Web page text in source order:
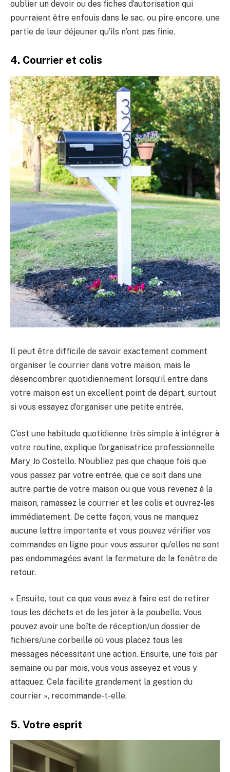
oublier un devoir ou des fiches d’autorisation qui
pourraient être enfouis dans le sac, ou pire encore, une
partie de leur déjeuner qu’ils n’ont pas finie.
4. Courrier et colis
Il peut être difficile de savoir exactement comment
organiser le courrier dans votre maison, mais le
désencombrer quotidiennement lorsqu’il entre dans
votre maison est un excellent point de départ, surtout
si vous essayez d’organiser une petite entrée.
C’est une habitude quotidienne très simple à intégrer à
votre routine, explique l’organisatrice professionnelle
Mary Jo Costello. N’oubliez pas que chaque fois que
vous passez par votre entrée, que ce soit dans une
autre partie de votre maison ou que vous revenez à la
maison, ramassez le courrier et les colis et ouvrez-les
immédiatement. De cette façon, vous ne manquez
aucune lettre importante et vous pouvez vérifier vos
commandes en ligne pour vous assurer qu’elles ne sont
pas endommagées avant la fermeture de la fenêtre de
retour.
« Ensuite, tout ce que vous avez à faire est de retirer
tous les déchets et de les jeter à la poubelle. Vous
pouvez avoir une boîte de réception/un dossier de
fichiers/une corbeille où vous placez tous les
messages nécessitant une action. Ensuite, une fois par
semaine ou par mois, vous vous asseyez et vous y
attaquez. Cela facilite grandement la gestion du
courrier », recommande-t-elle.
5. Votre esprit